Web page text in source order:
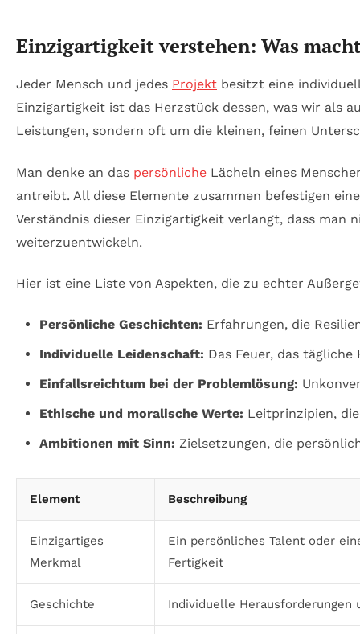
Einzigartigkeit verstehen: Was
Jeder Mensch und jedes Projekt besitzt eine
Einzigartigkeit ist das Herzstück dessen, was wir als
Leistungen, sondern oft um die kleinen, feinen
Man denke an das persönliche Lächeln eines
antreibt. All diese Elemente zusammen befestigen
Verständnis dieser Einzigartigkeit verlangt, dass
weiterzuentwickeln.
Hier ist eine Liste von Aspekten, die zu echter
Persönliche Geschichten: Erfahrungen, die
Individuelle Leidenschaft: Das Feuer, das
Einfallsreichtum bei der Problemlösung:
Ethische und moralische Werte: Leitprinzipien,
Ambitionen mit Sinn: Zielsetzungen, die
Element Beschreibung
Einzigartiges
Merkmal
Ein persönliches Talent oder
Fertigkeit
Geschichte Individuelle Herausforderungen